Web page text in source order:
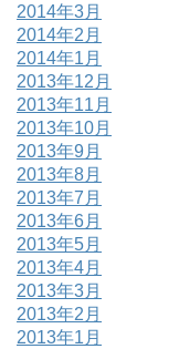
2014年3月
2014年2月
2014年1月
2013年12月
2013年11月
2013年10月
2013年9月
2013年8月
2013年7月
2013年6月
2013年5月
2013年4月
2013年3月
2013年2月
2013年1月